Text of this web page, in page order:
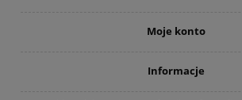
Moje konto
Informacje